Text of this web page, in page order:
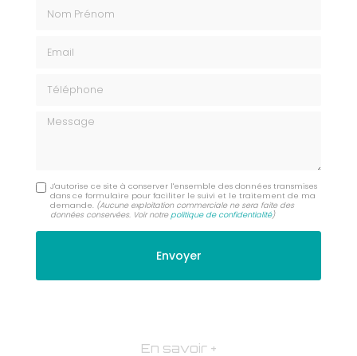
Message
J'autorise ce site à conserver l'ensemble des données transmises
dans ce formulaire pour faciliter le suivi et le traitement de ma
demande. (Aucune exploitation commerciale ne sera faite des
données conservées. Voir notrepolitique de confidentialité)
En savoir +